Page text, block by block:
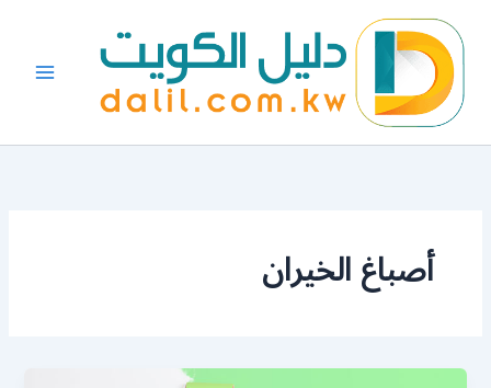
المحتوى
أصباغ الخيران